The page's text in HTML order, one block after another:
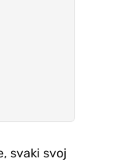
svaki svoj